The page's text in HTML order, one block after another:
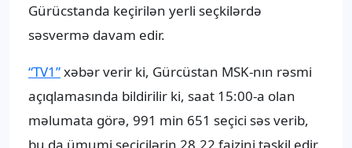
Gürücstanda keçirilən yerli seçkilərdə
səsvermə davam edir.
“TV1”xəbər verir ki, Gürcüstan MSK-nın rəsmi
açıqlamasında bildirilir ki, saat 15:00-a olan
məlumata görə, 991 min 651 seçici səs verib,